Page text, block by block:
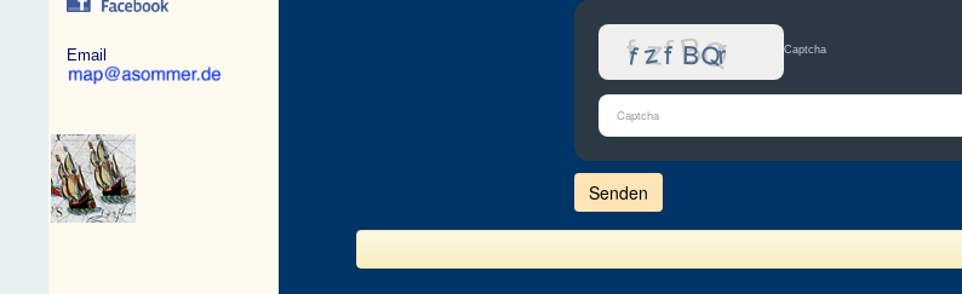
Email Captcha
gib
die
im
CAPTCHA
angezeigten